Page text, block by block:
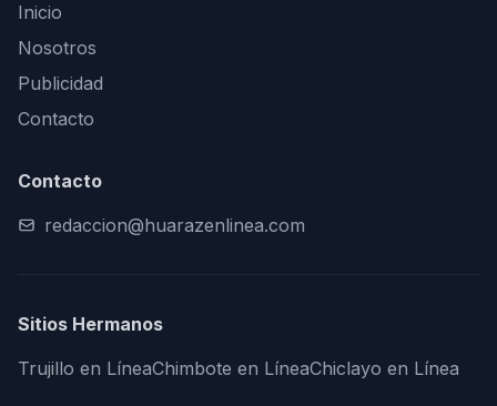
Inicio
Nosotros
Publicidad
Contacto
Contacto
redaccion@huarazenlinea.com
Sitios Hermanos
Trujillo en LíneaChimbote en LíneaChiclayo en Línea